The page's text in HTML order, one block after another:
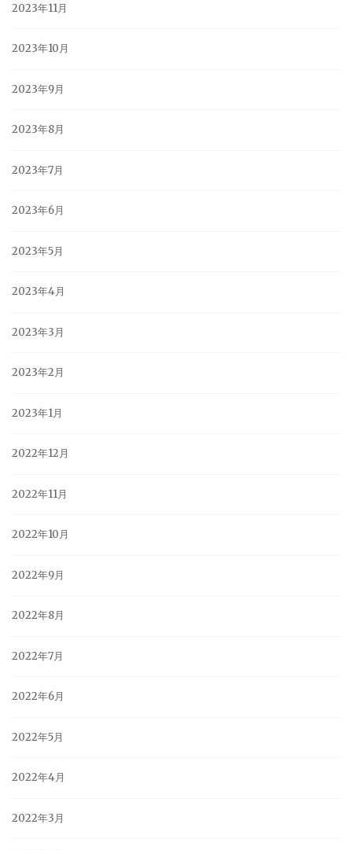
2023年11月
2023年10月
2023年9月
2023年8月
2023年7月
2023年6月
2023年5月
2023年4月
2023年3月
2023年2月
2023年1月
2022年12月
2022年11月
2022年10月
2022年9月
2022年8月
2022年7月
2022年6月
2022年5月
2022年4月
2022年3月